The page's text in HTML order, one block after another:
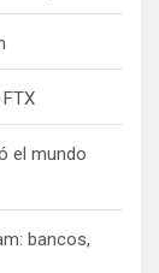
el mundo
bancos,